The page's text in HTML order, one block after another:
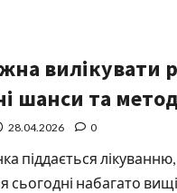
при
застуді
вилікувати
шанси та
28.04.2026 0
піддається
сьогодні набагато